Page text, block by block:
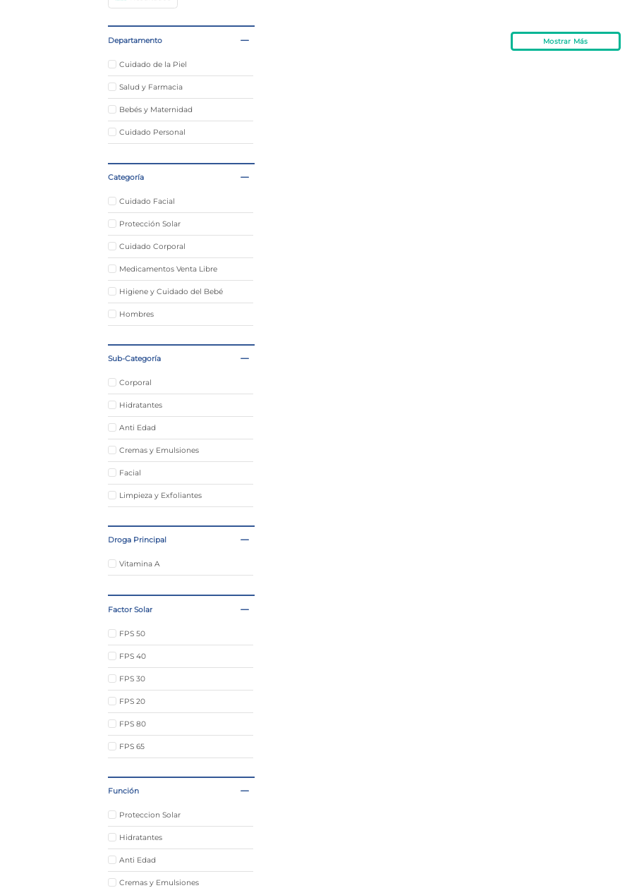
Departamento
Cuidado de la Piel
Salud y Farmacia
Bebés y Maternidad
Cuidado Personal
Categoría
Cuidado Facial
Protección Solar
Cuidado Corporal
Medicamentos Venta Libre
Higiene y Cuidado del Bebé
Hombres
Sub-Categoría
Corporal
Hidratantes
Anti Edad
Cremas y Emulsiones
Facial
Limpieza y Exfoliantes
Cremas para Manos y Pies
Autobronceantes
Droga Principal
Vitamina A
Factor Solar
FPS 50
FPS 40
FPS 30
FPS 20
FPS 80
FPS 65
Bronceante
Función
Proteccion Solar
Hidratantes
Anti Edad
Cremas y Emulsiones
Mostrar Más